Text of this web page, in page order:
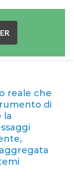
reale che
di
la